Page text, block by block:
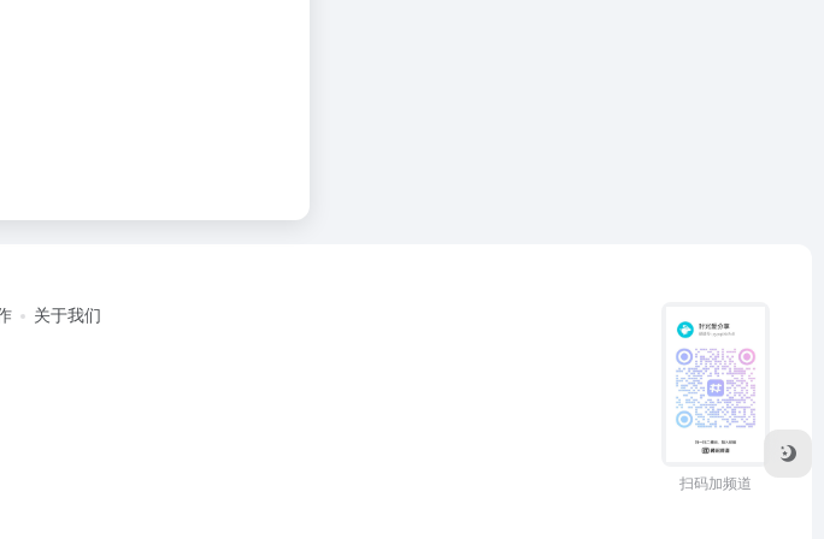
关于我们
扫码加频道